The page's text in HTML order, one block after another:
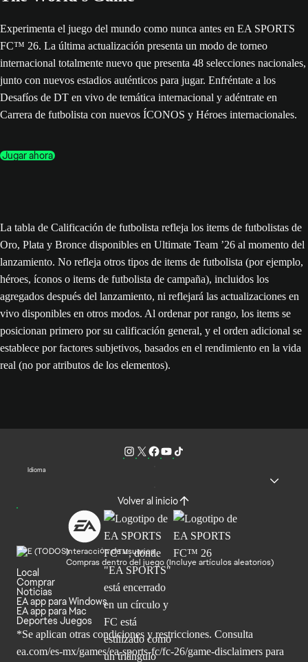
Experimenta el juego del mundo como nunca antes en EA SPORTS
FC™ 26. La última actualización presenta un modo de torneo
internacional totalmente nuevo que presenta 48 selecciones nacionales,
junto con nuevos estadios auténticos para jugar. Enfréntate a los
Desafíos de DT en vivo de temática internacional y adéntrate en
Carrera de futbolista con nuevos ÍCONOS y Héroes internacionales.
Jugar ahora
La tabla de Calificación de futbolista refleja los items de futbolistas de
Oro, Plata y Bronce disponibles en Ultimate Team ’26 al momento del
lanzamiento. No refleja otros tipos de items de futbolista (por ejemplo,
héroes, íconos o items de futbolista de campaña), incluidos los
agregados después del lanzamiento, ni reflejará las actualizaciones en
vivo disponibles en otros modos. Al ordenar por rango, los items se
posicionan primero por su calificación general, y el orden adicional se
establece por factores subjetivos, basados en el rendimiento en la vida
real (no por atributos de los elementos).
Idioma
Volver al inicio
Interacción de usuarios
Compras dentro del juego (Incluye artículos aleatorios)
Local
Comprar
Noticias
EA app para Windows
EA app para Mac
Deportes Juegos
*Se aplican otras condiciones y restricciones. Consulta
ea.com/es-mx/games/ea-sports-fc/fc-26/game-disclaimers para